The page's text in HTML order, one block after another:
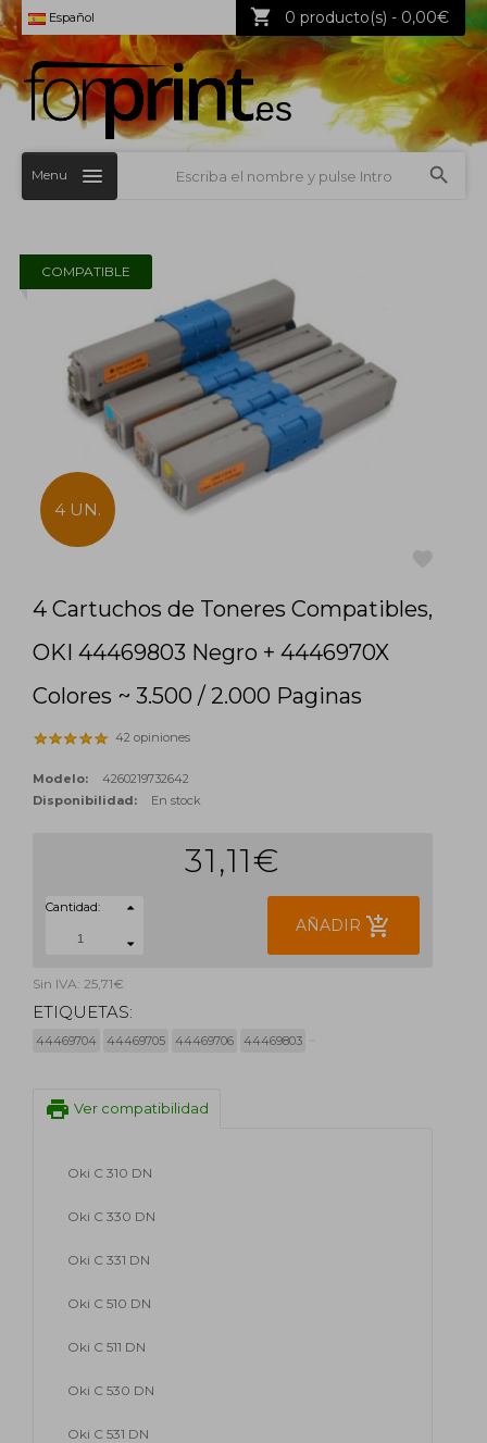
Español 0 producto(s) - 0,00€
Menu
COMPATIBLE
4 UN.
4 Cartuchos de Toneres Compatibles,
OKI 44469803 Negro + 4446970X
Colores ~ 3.500 / 2.000 Paginas
42 opiniones
Modelo:
4260219732642
Disponibilidad:
En stock
31,11€
Cantidad:
AÑADIR add_shopping_cart
Sin IVA: 25,71€
ETIQUETAS:
44469704 44469705 44469706 44469803
print Ver compatibilidad
Oki C 310 DN
Oki C 330 DN
Oki C 331 DN
Oki C 510 DN
Oki C 511 DN
Oki C 530 DN
Oki C 531 DN